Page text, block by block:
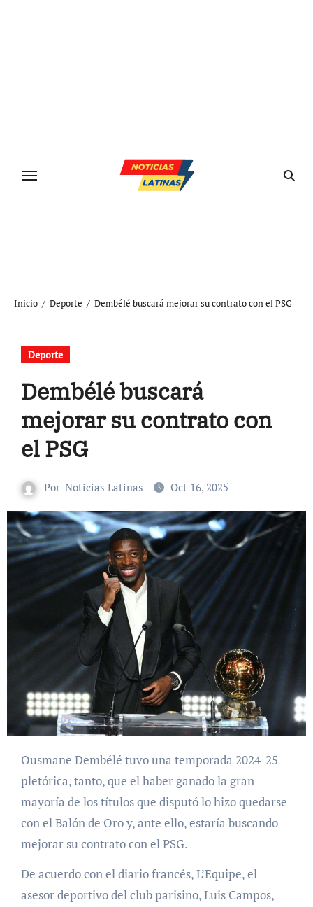
Inicio Deporte Dembélé buscará mejorar su contrato con el PSG
Deporte
Dembélé buscará
mejorar su contrato con
el PSG
Por Noticias Latinas Oct 16, 2025
Ousmane Dembélé tuvo una temporada 2024-25
pletórica, tanto, que el haber ganado la gran
mayoría de los títulos que disputó lo hizo quedarse
con el Balón de Oro y, ante ello, estaría buscando
mejorar su contrato con el PSG.
De acuerdo con el diario francés, L’Equipe, el
asesor deportivo del club parisino, Luis Campos,